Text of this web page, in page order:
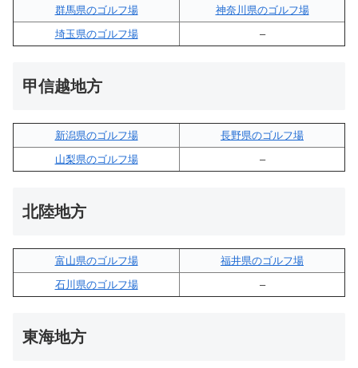
群馬県のゴルフ場
神奈川県のゴルフ場
埼玉県のゴルフ場
–
甲信越地方
新潟県のゴルフ場
長野県のゴルフ場
山梨県のゴルフ場
–
北陸地方
富山県のゴルフ場
福井県のゴルフ場
石川県のゴルフ場
–
東海地方